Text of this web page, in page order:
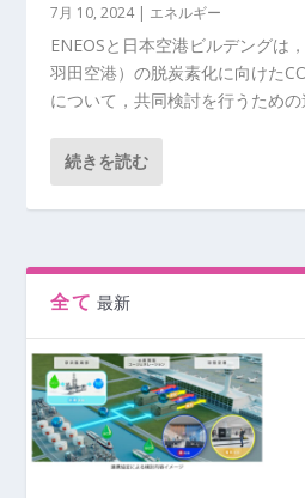
7月 10, 2024| エネルギー
ENEOSと日本空港ビルデングは
羽田空港）の脱炭素化に向けた
について，共同検討を行うための
続きを読む
全て 最新